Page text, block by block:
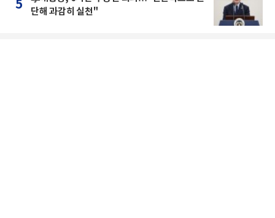
5
단해 과감히 실천"